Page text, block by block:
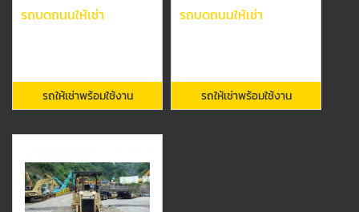
รถบดถนนให้เช่า
รถให้เช่าพร้อมใช้งาน
รถบดถนนให้เช่า
รถให้เช่าพร้อมใช้งาน